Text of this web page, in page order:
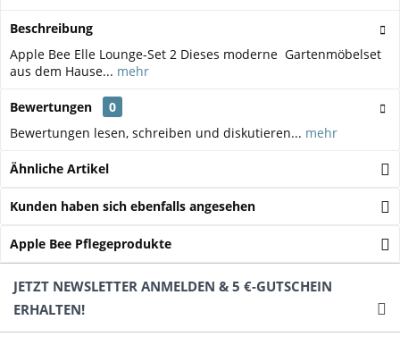
Beschreibung
Apple Bee Elle Lounge-Set 2 Dieses moderne Gartenmöbelset
aus dem Hause... mehr
Bewertungen
0
Bewertungen lesen, schreiben und diskutieren... mehr
Ähnliche Artikel
Kunden haben sich ebenfalls angesehen
Apple Bee Pflegeprodukte
JETZT NEWSLETTER ANMELDEN & 5 €-GUTSCHEIN
ERHALTEN!